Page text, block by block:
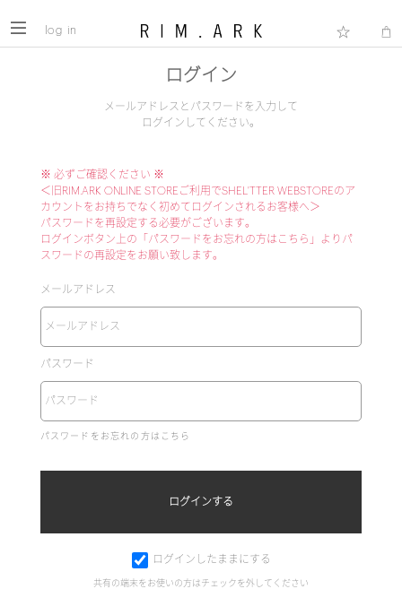
log in
ログイン
メールアドレスとパスワードを入力して
ログインしてください。
※ 必ずご確認ください ※
＜旧RIM.ARK ONLINE STOREご利用でSHEL'TTER WEBSTOREのア
カウントをお持ちでなく初めてログインされるお客様へ＞
パスワードを再設定する必要がございます。
ログインボタン上の「パスワードをお忘れの方はこちら」よりパ
スワードの再設定をお願い致します。
メールアドレス
パスワード
パスワードをお忘れの方はこちら
ログインしたままにする
共有の端末をお使いの方はチェックを外してください